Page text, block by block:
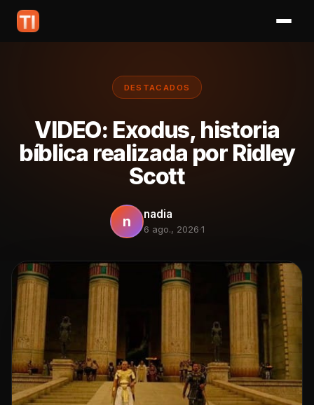
DESTACADOS
VIDEO: Exodus, historia
bíblica realizada por Ridley
Scott
n nadia
6 ago., 2026·1